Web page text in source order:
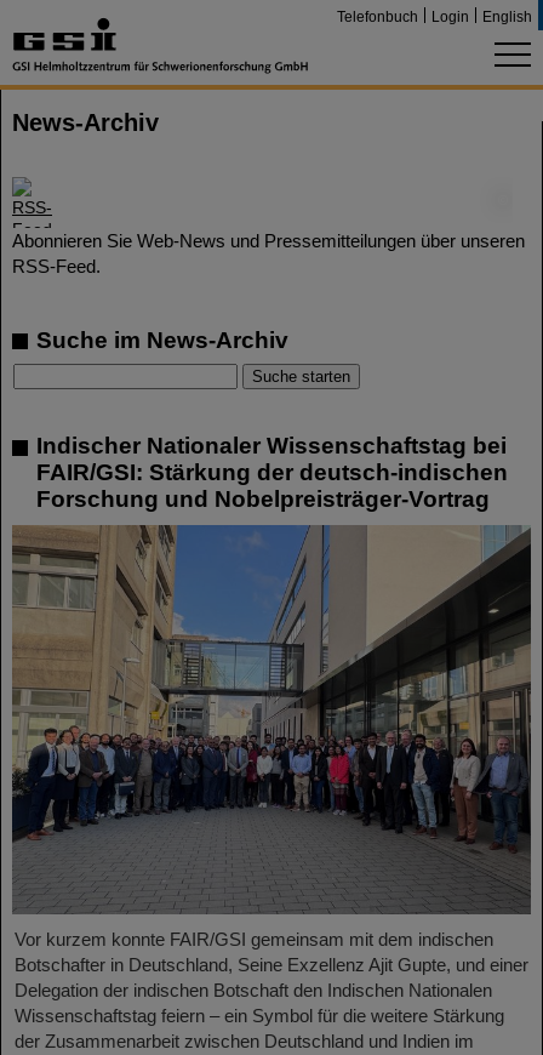
Telefonbuch Login English
News-Archiv
Abonnieren Sie Web-News und Pressemitteilungen über unseren
RSS-Feed.
Suche im News-Archiv
Indischer Nationaler Wissenschaftstag bei
FAIR/GSI: Stärkung der deutsch-indischen
Forschung und Nobelpreisträger-Vortrag
Vor kurzem konnte FAIR/GSI gemeinsam mit dem indischen
Botschafter in Deutschland, Seine Exzellenz Ajit Gupte, und einer
Delegation der indischen Botschaft den Indischen Nationalen
Wissenschaftstag feiern – ein Symbol für die weitere Stärkung
der Zusammenarbeit zwischen Deutschland und Indien im